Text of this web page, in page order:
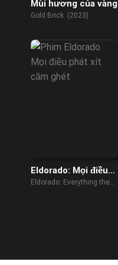
Mùi hương của vàng
Gold Brick (2023)
Eldorado: Mọi điều
phát xít căm ghét
Eldorado: Everything the